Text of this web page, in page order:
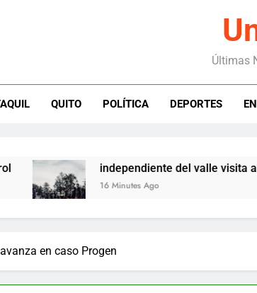
Últimas
QUITO POLÍTICA DEPORTES
independiente del valle visita a liga y
16 Minutes Ago
en caso Progen